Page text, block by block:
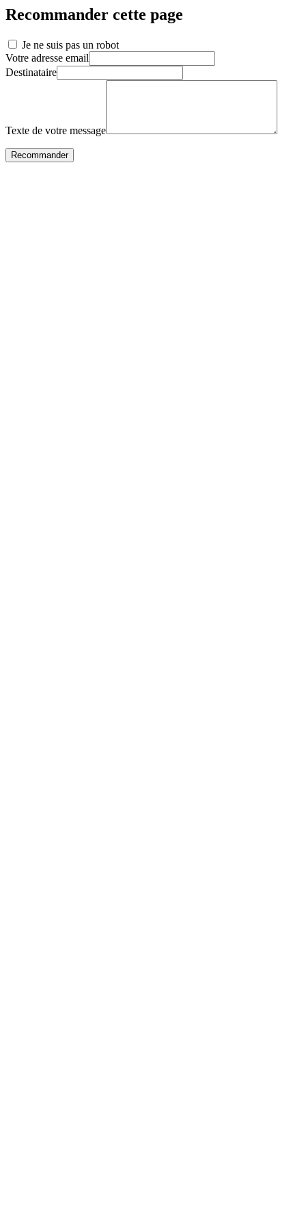
Recommander cette page
Je ne suis pas un robot
Votre adresse email
Destinataire
Texte de votre message